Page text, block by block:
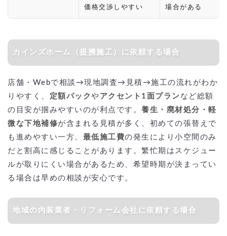
価格交渉しやすい
場合がある
カインズホーム（提携施工）に依頼する場合
店舗・Webで相談→現地調査→見積→施工の流れがわか
りやすく、 定額パック や アクセント1面プラン など総額
の目安が掴みやすいのが利点です。 養生・廃材処分・軽
微な下地補修が含まれる見積が多く、初めての張替えで
も進めやすい一方、 最低施工費の発生により小空間のみ
だと割高に感じることがあります。繁忙期はスケジュー
ルが取りにくい場合があるため、希望時期が決まってい
る場合は早めの相談が安心です。
地域の内装業者・リフォーム会社に依頼する場合